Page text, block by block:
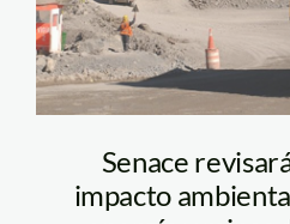
Senace
impacto